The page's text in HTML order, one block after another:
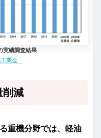
実績調査結果
工業会
削減
重機分野では、軽油